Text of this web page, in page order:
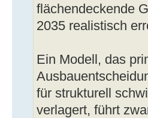
flächendeckende
2035 realistisch
Ein Modell, das
für strukturell
verlagert, führt